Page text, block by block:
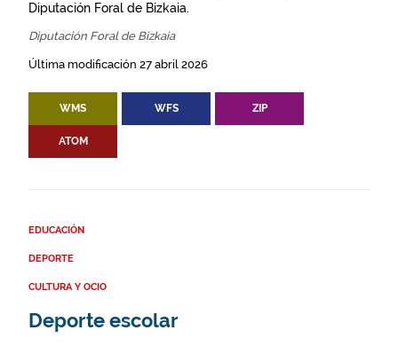
Diputación Foral de Bizkaia.
Diputación Foral de Bizkaia
Última modificación 27 abril 2026
WMS WFS ZIP
ATOM
EDUCACIÓN
DEPORTE
CULTURA Y OCIO
Deporte escolar